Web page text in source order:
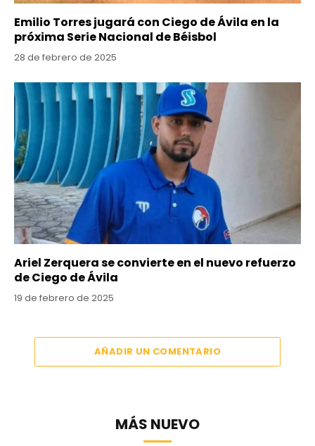
Emilio Torres jugará con Ciego de Ávila en la
próxima Serie Nacional de Béisbol
28 de febrero de 2025
Ariel Zerquera se convierte en el nuevo refuerzo
de Ciego de Ávila
19 de febrero de 2025
AÑADIR UN COMENTARIO
MÁS NUEVO